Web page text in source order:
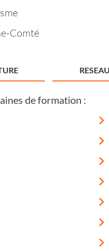
Comté
de formation :